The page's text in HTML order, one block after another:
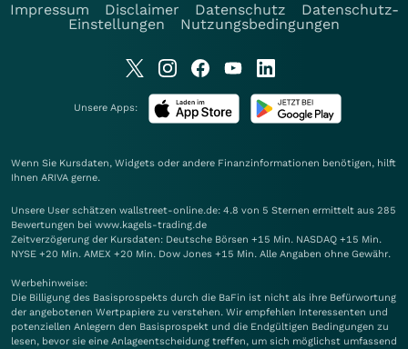
Impressum
Disclaimer Datenschutz
Datenschutz-
Einstellungen
Nutzungsbedingungen
Unsere Apps:
Wenn Sie Kursdaten, Widgets oder andere Finanzinformationen benötigen, hilft
Ihnen ARIVA gerne.
Unsere User schätzen wallstreet-online.de: 4.8 von 5 Sternen ermittelt aus 285
Bewertungen bei www.kagels-trading.de
Zeitverzögerung der Kursdaten: Deutsche Börsen +15 Min. NASDAQ +15 Min.
NYSE +20 Min. AMEX +20 Min. Dow Jones +15 Min. Alle Angaben ohne Gewähr.
Werbehinweise:
Die Billigung des Basisprospekts durch die BaFin ist nicht als ihre Befürwortung
der angebotenen Wertpapiere zu verstehen. Wir empfehlen Interessenten und
potenziellen Anlegern den Basisprospekt und die Endgültigen Bedingungen zu
lesen, bevor sie eine Anlageentscheidung treffen, um sich möglichst umfassend